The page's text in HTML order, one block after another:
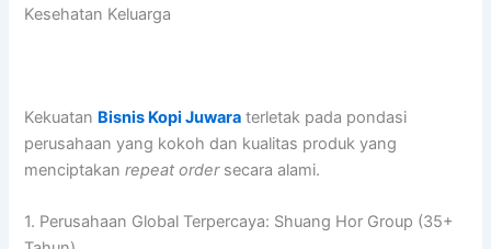
Kesehatan Keluarga
Kekuatan Bisnis Kopi Juwara terletak pada pondasi
perusahaan yang kokoh dan kualitas produk yang
menciptakanrepeat ordersecara alami.
1. Perusahaan Global Terpercaya: Shuang Hor Group (35+